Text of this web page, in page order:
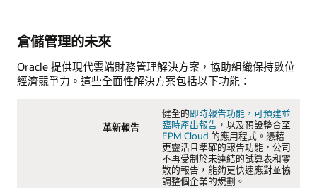
倉儲管理的未來
Oracle 提供現代雲端財務管理解決方案，協助組織保持數位
經濟競爭力。這些全面性解決方案包括以下功能：
革新報告
健全的即時報告功能，可預建並
臨時產出報告 ，以及預設整合至
EPM Cloud 的應用程式。憑藉
更靈活且準確的報告功能，公司
不再受制於未連結的試算表和零
散的報告，能夠更快速應對並協
調整個企業的規劃。